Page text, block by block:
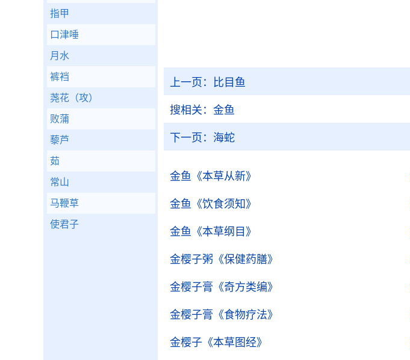
上一页： 比目鱼
搜相关： 金鱼
下一页： 海蛇
金鱼 《本草从新》
金鱼 《饮食须知》
金鱼 《本草纲目》
金樱子粥 《保健药膳》
金樱子膏 《奇方类编》
金樱子膏 《食物疗法》
金樱子 《本草图经》
指甲
口津唾
月水
裤裆
荛花（攻）
败蒲
藜芦
茹
常山
马鞭草
使君子